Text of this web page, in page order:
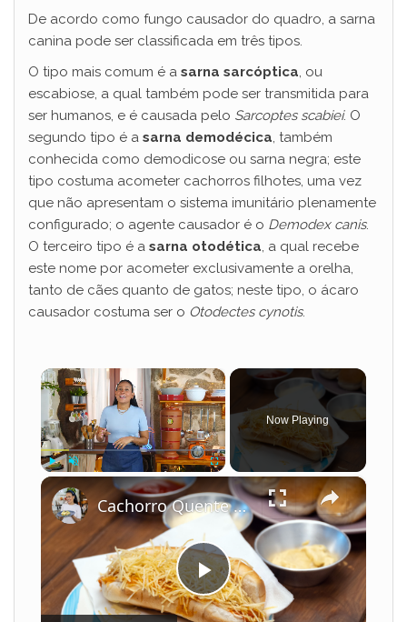
De acordo como fungo causador do quadro, a sarna
canina pode ser classificada em três tipos.
O tipo mais comum é a sarna sarcóptica, ou
escabiose, a qual também pode ser transmitida para
ser humanos, e é causada pelo Sarcoptes scabiei. O
segundo tipo é a sarna demodécica, também
conhecida como demodicose ou sarna negra; este
tipo costuma acometer cachorros filhotes, uma vez
que não apresentam o sistema imunitário plenamente
configurado; o agente causador é o Demodex canis.
O terceiro tipo é a sarna otodética, a qual recebe
este nome por acometer exclusivamente a orelha,
tanto de cães quanto de gatos; neste tipo, o ácaro
causador costuma ser o Otodectes cynotis.
×
Now Playing
×
P
Cachorro Quente Cremoso com Milho e Batata Palha